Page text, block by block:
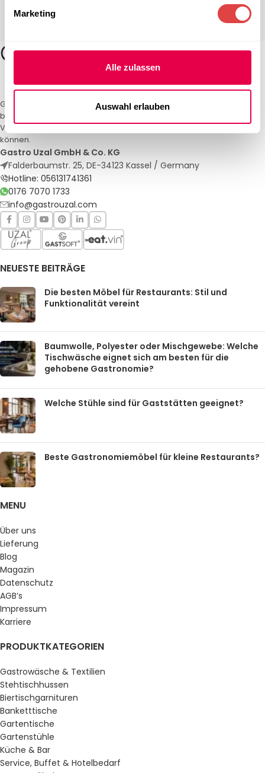
Marketing
Alle zulassen
Auswahl erlauben
Gastro Uzal – Ihr Spezialist für Gastronomiemöbel und -textilien. Wir
bieten maßgeschneiderte Lösungen für Restaurants, Hotels und
Veranstaltungen. Qualität und Service, auf die Sie sich verlassen
können.
Gastro Uzal GmbH & Co. KG
Falderbaumstr. 25, DE-34123 Kassel / Germany
Hotline: 056131741361
0176 7070 1733
info@gastrouzal.com
NEUESTE BEITRÄGE
Die besten Möbel für Restaurants: Stil und
Funktionalität vereint
Baumwolle, Polyester oder Mischgewebe: Welche
Tischwäsche eignet sich am besten für die
gehobene Gastronomie?
Welche Stühle sind für Gaststätten geeignet?
Beste Gastronomiemöbel für kleine Restaurants?
MENU
Über uns
Lieferung
Blog
Magazin
Datenschutz
AGB’s
Impressum
Karriere
PRODUKTKATEGORIEN
Gastrowäsche & Textilien
Stehtischhussen
Biertischgarnituren
Banketttische
Gartentische
Gartenstühle
Küche & Bar
Service, Buffet & Hotelbedarf